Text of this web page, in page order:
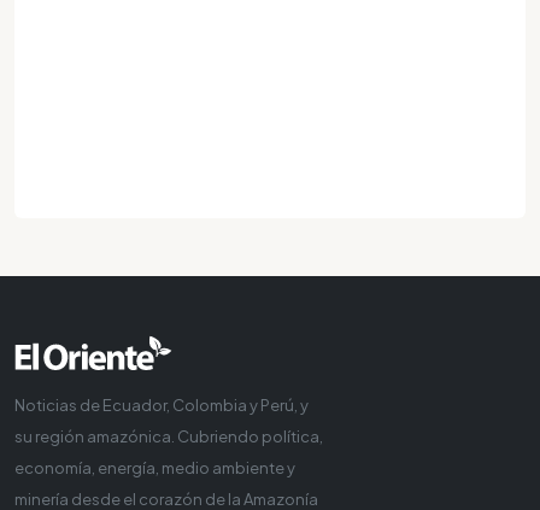
Noticias de Ecuador, Colombia y Perú, y
su región amazónica. Cubriendo política,
economía, energía, medio ambiente y
minería desde el corazón de la Amazonía